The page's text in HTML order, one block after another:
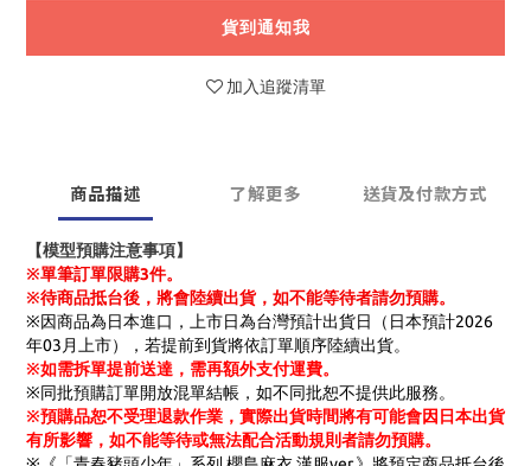
貨到通知我
加入追蹤清單
商品描述 了解更多 送貨及付款方式
【模型預購注意事項】
※單筆訂單限購3件。
※待商品抵台後，將會陸續出貨，如不能等待者請勿預購。
※因商品為日本進口，上市日為台灣預計出貨日（日本預計2026
年03月上市），若提前到貨將依訂單順序陸續出貨。
※如需拆單提前送達，需再額外支付運費。
※同批預購訂單開放混單結帳，如不同批恕不提供此服務。
※預購品恕不受理退款作業，實際出貨時間將有可能會因日本出貨
有所影響，如不能等待或無法配合活動規則者請勿預購。